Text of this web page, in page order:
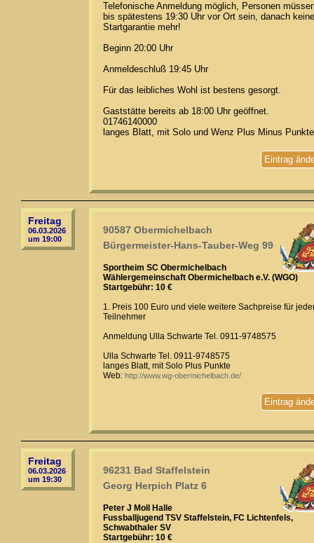
Telefonische Anmeldung möglich, Personen
bis spätestens 19:30 Uhr vor Ort sein, danach keine
Startgarantie mehr!
Beginn 20:00 Uhr
Anmeldeschluß 19:45 Uhr
Für das leibliches Wohl ist bestens gesorgt.
Gaststätte bereits ab 18:00 Uhr geöffnet.
01746140000
langes Blatt, mit Solo und Wenz Plus Minus Punkte
Eintrag
Freitag
06.03.2026
um 19:00
90587 Obermichelbach
Bürgermeister-Hans-Tauber-Weg 99
Sportheim SC Obermichelbach
Wählergemeinschaft Obermichelbach e.V. (WGO)
Startgebühr: 10 €
1. Preis 100 Euro und viele weitere Sachpreise für
Teilnehmer
Anmeldung Ulla Schwarte Tel. 0911-9748575
Ulla Schwarte Tel. 0911-9748575
langes Blatt, mit Solo Plus Punkte
Web: http://www.wg-obermichelbach.de/
Eintrag
Freitag
06.03.2026
um 19:30
96231 Bad Staffelstein
Georg Herpich Platz 6
Peter J Moll Halle
Fussballjugend TSV Staffelstein, FC Lichtenfels,
Schwabthaler SV
Startgebühr: 10 €